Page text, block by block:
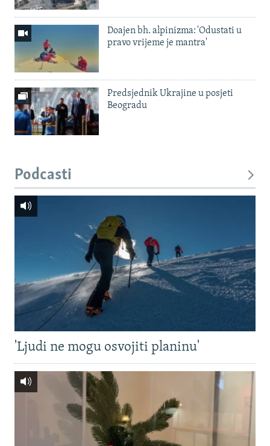
Doajen bh. alpinizma: 'Odustati u
pravo vrijeme je mantra'
Predsjednik Ukrajine u posjeti
Beogradu
Podcasti
'Ljudi ne mogu osvojiti planinu'